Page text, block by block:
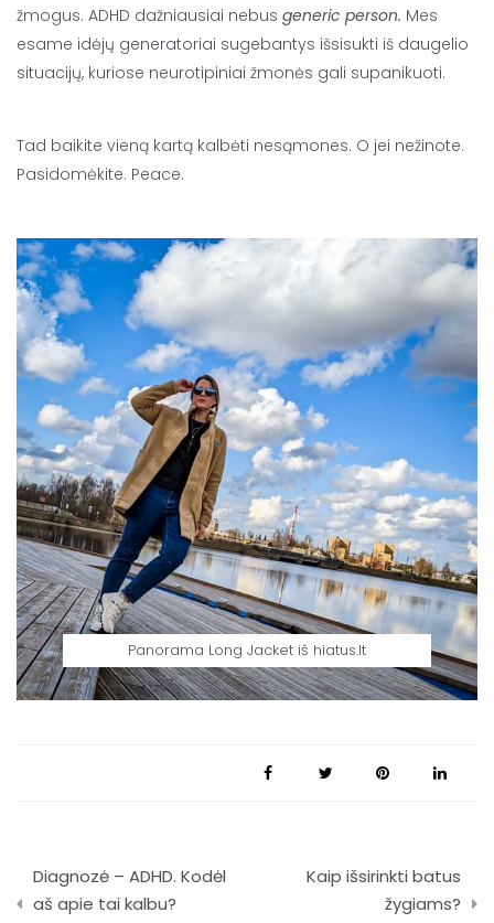
žmogus. ADHD dažniausiai nebus generic person. Mes
esame idėjų generatoriai sugebantys išsisukti iš daugelio
situacijų, kuriose neurotipiniai žmonės gali supanikuoti.
Tad baikite vieną kartą kalbėti nesąmones. O jei nežinote.
Pasidomėkite. Peace.
Panorama Long Jacket iš hiatus.lt
Navigacija
tarp
Diagnozė – ADHD. Kodėl
aš apie tai kalbu?
Kaip išsirinkti batus
žygiams?